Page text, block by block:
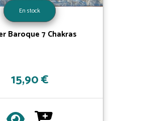
En stock
Baroque 7 Chakras
15,90 €